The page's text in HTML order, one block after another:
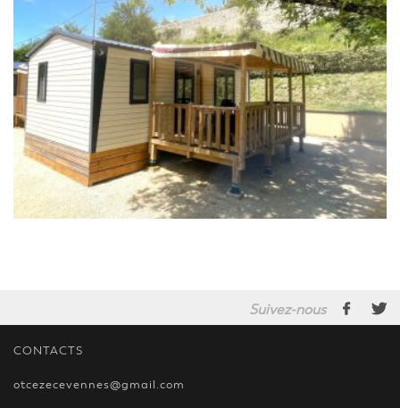
Suivez-nous
CONTACTS
otcezecevennes@gmail.com